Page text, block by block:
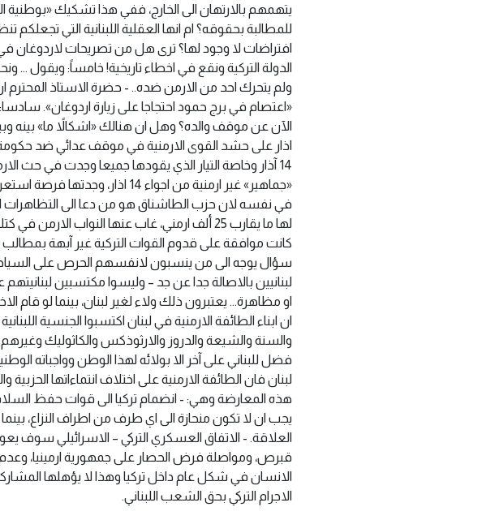
يتهمهم بالارتهان الى الخارج، ففي هذا تشكيك
للمطالبة بحقوقه؟ ام انها العقلية ‏اللبنانية التي
افتراضات لا وجود لها؟ ترى هل من تصريحات لاردوغان في
الدولة التركية ونقع في اخطاء تاريخية!‏ خامساً: ويقول …
«اعتصام في برج حمود احتجاجا على زيارة اردوغان».‏
اذار على حشد القوى الارمنية في موقف عدائي ضد
14 آذار وخاصة التيار ‏الذي يقودها جميعا وجدت في حث
«جماهير» غير ارمنية من اجواء
في نفسه لان حزب الطاشناق ‏هو من دعا الى التظاهرات
لها ما يقارب 25 ألف ارمني، غاب عنها النواب
كانت موافقة على ‏قدوم القوات التركية غير آبهة
سؤال يوجه الى من ينسبون لانفسهم الحرص على
لبنانيين بالاصالة ‏جدا عن جد – وليسوا مكتسبين
او مظاهرة… يعتبرون ذلك ولاء لغير لبنان، بينما لو قام
ان ابناء الطائفة الارمنية في لبنان اكتسبوا الجنسية
فضل للبناني على آخر الا بولائه لهذا الوطن وواجباته
لبنان فان الطائفة ‏الارمنية على اختلاف انتماءاتها
هذه المعارضة وهي:‏ ‏- انضمام تركيا الى قوات حفظ
يجب ان لا تكون منحازة الى اي طرف من اطراف النزاع،
العلاقة.‏ ‏- الاتفاق العسكري التركي – الاسرائيلي سوف
قبرص، ومواصلة فرض الحصار على جمهورية ارمينيا، وعدم
الانسان في شكل عام داخل تركيا وهذا لا يؤهلها
الاجرام التركي بحق الشعب ‏اللبناني.‏